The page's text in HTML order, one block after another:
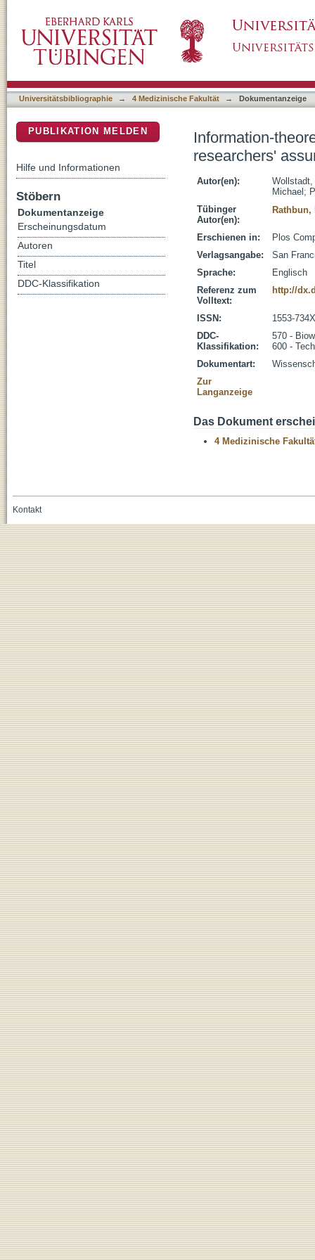
predictive coding studies
Universitätsbibliographie → 4 Medizinische Fakultät → Dokumentanzeige
Information-
researchers'
Autor(en):
Michael ;
Tübinger
Autor(en):
Rathbun,
Erschienen in:
Plos
Verlagsangabe:
San
Sprache:
Englisch
Referenz zum
Volltext:
http://
ISSN:
1553-734X
DDC-
Klassifikation:
570 -
600 -
Dokumentart:
Zur
Langanzeige
Das Dokument
4 Medizinische
PUBLIKATION MELDEN
Hilfe und Informationen
Stöbern
Dokumentanzeige
Erscheinungsdatum
Autoren
Titel
DDC-Klassifikation
Kontakt